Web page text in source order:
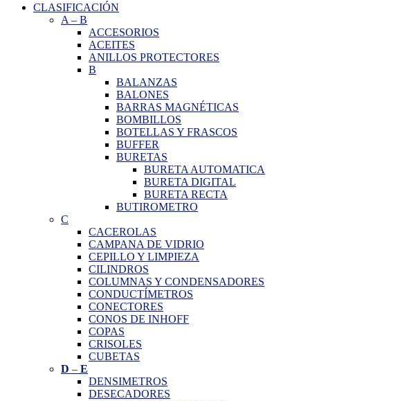
CLASIFICACIÓN
A – B
ACCESORIOS
ACEITES
ANILLOS PROTECTORES
B
BALANZAS
BALONES
BARRAS MAGNÉTICAS
BOMBILLOS
BOTELLAS Y FRASCOS
BUFFER
BURETAS
BURETA AUTOMATICA
BURETA DIGITAL
BURETA RECTA
BUTIROMETRO
C
CACEROLAS
CAMPANA DE VIDRIO
CEPILLO Y LIMPIEZA
CILINDROS
COLUMNAS Y CONDENSADORES
CONDUCTÍMETROS
CONECTORES
CONOS DE INHOFF
COPAS
CRISOLES
CUBETAS
D – E
DENSIMETROS
DESECADORES